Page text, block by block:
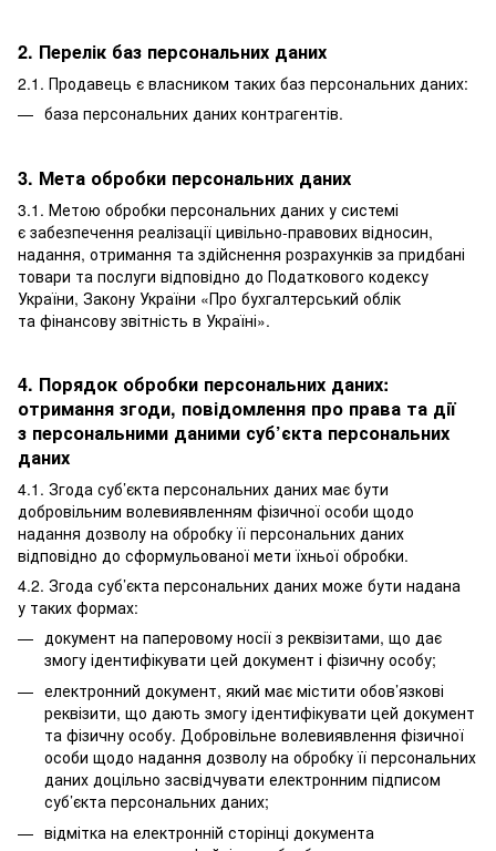
2. Перелік баз персональних даних
2.1. Продавець є власником таких баз персональних даних:
база персональних даних контрагентів.
3. Мета обробки персональних даних
3.1. Метою обробки персональних даних у системі
є забезпечення реалізації цивільно-правових відносин,
надання, отримання та здійснення розрахунків за придбані
товари та послуги відповідно до Податкового кодексу
України, Закону України «Про бухгалтерський облік
та фінансову звітність в Україні».
4. Порядок обробки персональних даних:
отримання згоди, повідомлення про права та дії
з персональними даними суб’єкта персональних
даних
4.1. Згода суб’єкта персональних даних має бути
добровільним волевиявленням фізичної особи щодо
надання дозволу на обробку її персональних даних
відповідно до сформульованої мети їхньої обробки.
4.2. Згода суб’єкта персональних даних може бути надана
у таких формах:
документ на паперовому носії з реквізитами, що дає
змогу ідентифікувати цей документ і фізичну особу;
електронний документ, який має містити обов’язкові
реквізити, що дають змогу ідентифікувати цей документ
та фізичну особу. Добровільне волевиявлення фізичної
особи щодо надання дозволу на обробку її персональних
даних доцільно засвідчувати електронним підписом
суб’єкта персональних даних;
відмітка на електронній сторінці документа